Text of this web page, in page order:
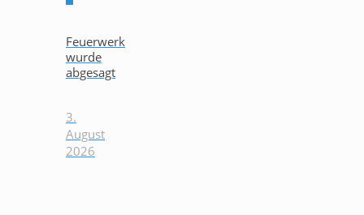
Feuerwerk
wurde
abgesagt
3.
August
2026